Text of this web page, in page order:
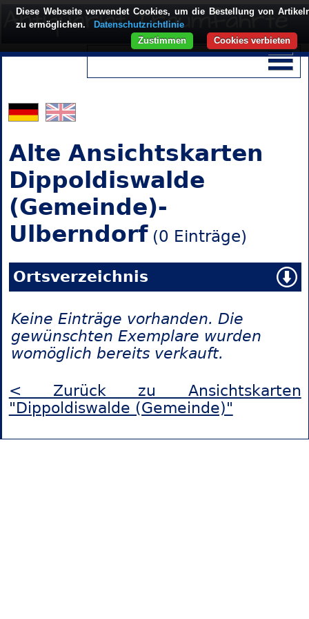
Alte Ansichtskarten
Dippoldiswalde
(Gemeinde)-
Ulberndorf(0 Einträge)
Ortsverzeichnis
Keine Einträge vorhanden. Die
gewünschten Exemplare wurden
womöglich bereits verkauft.
< Zurück zu Ansichtskarten
"Dippoldiswalde (Gemeinde)"
Diese Webseite verwendet Cookies, um die Bestellung von
zu ermöglichen.
Datenschutzrichtlinie
Cookies verbieten
Zustimmen